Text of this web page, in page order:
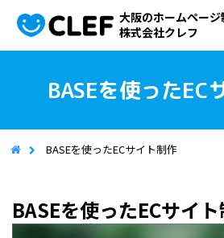
大阪のホームペー
株式会社クレフ
BASEを使ったEC
BASEを使ったECサイト制作
BASEを使ったECサイ